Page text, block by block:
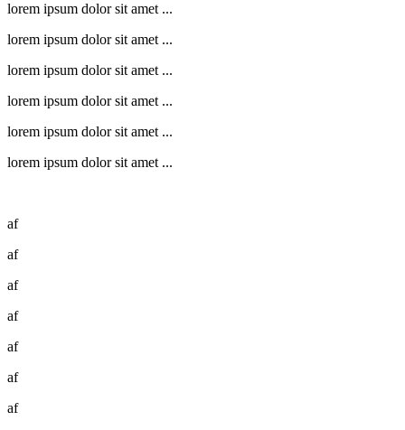
lorem ipsum dolor sit amet ...
lorem ipsum dolor sit amet ...
lorem ipsum dolor sit amet ...
lorem ipsum dolor sit amet ...
lorem ipsum dolor sit amet ...
lorem ipsum dolor sit amet ...
af
af
af
af
af
af
af